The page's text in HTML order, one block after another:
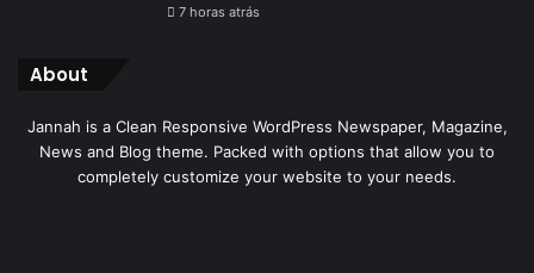
7 horas atrás
About
Jannah is a Clean Responsive WordPress Newspaper, Magazine,
News and Blog theme. Packed with options that allow you to
completely customize your website to your needs.